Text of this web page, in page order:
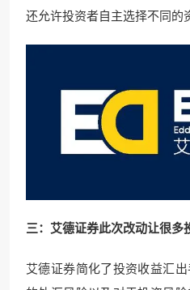
还允许投资者自主选择不同的
三：艾德证券此次改动让很多
艾德证券简化了投资收益汇